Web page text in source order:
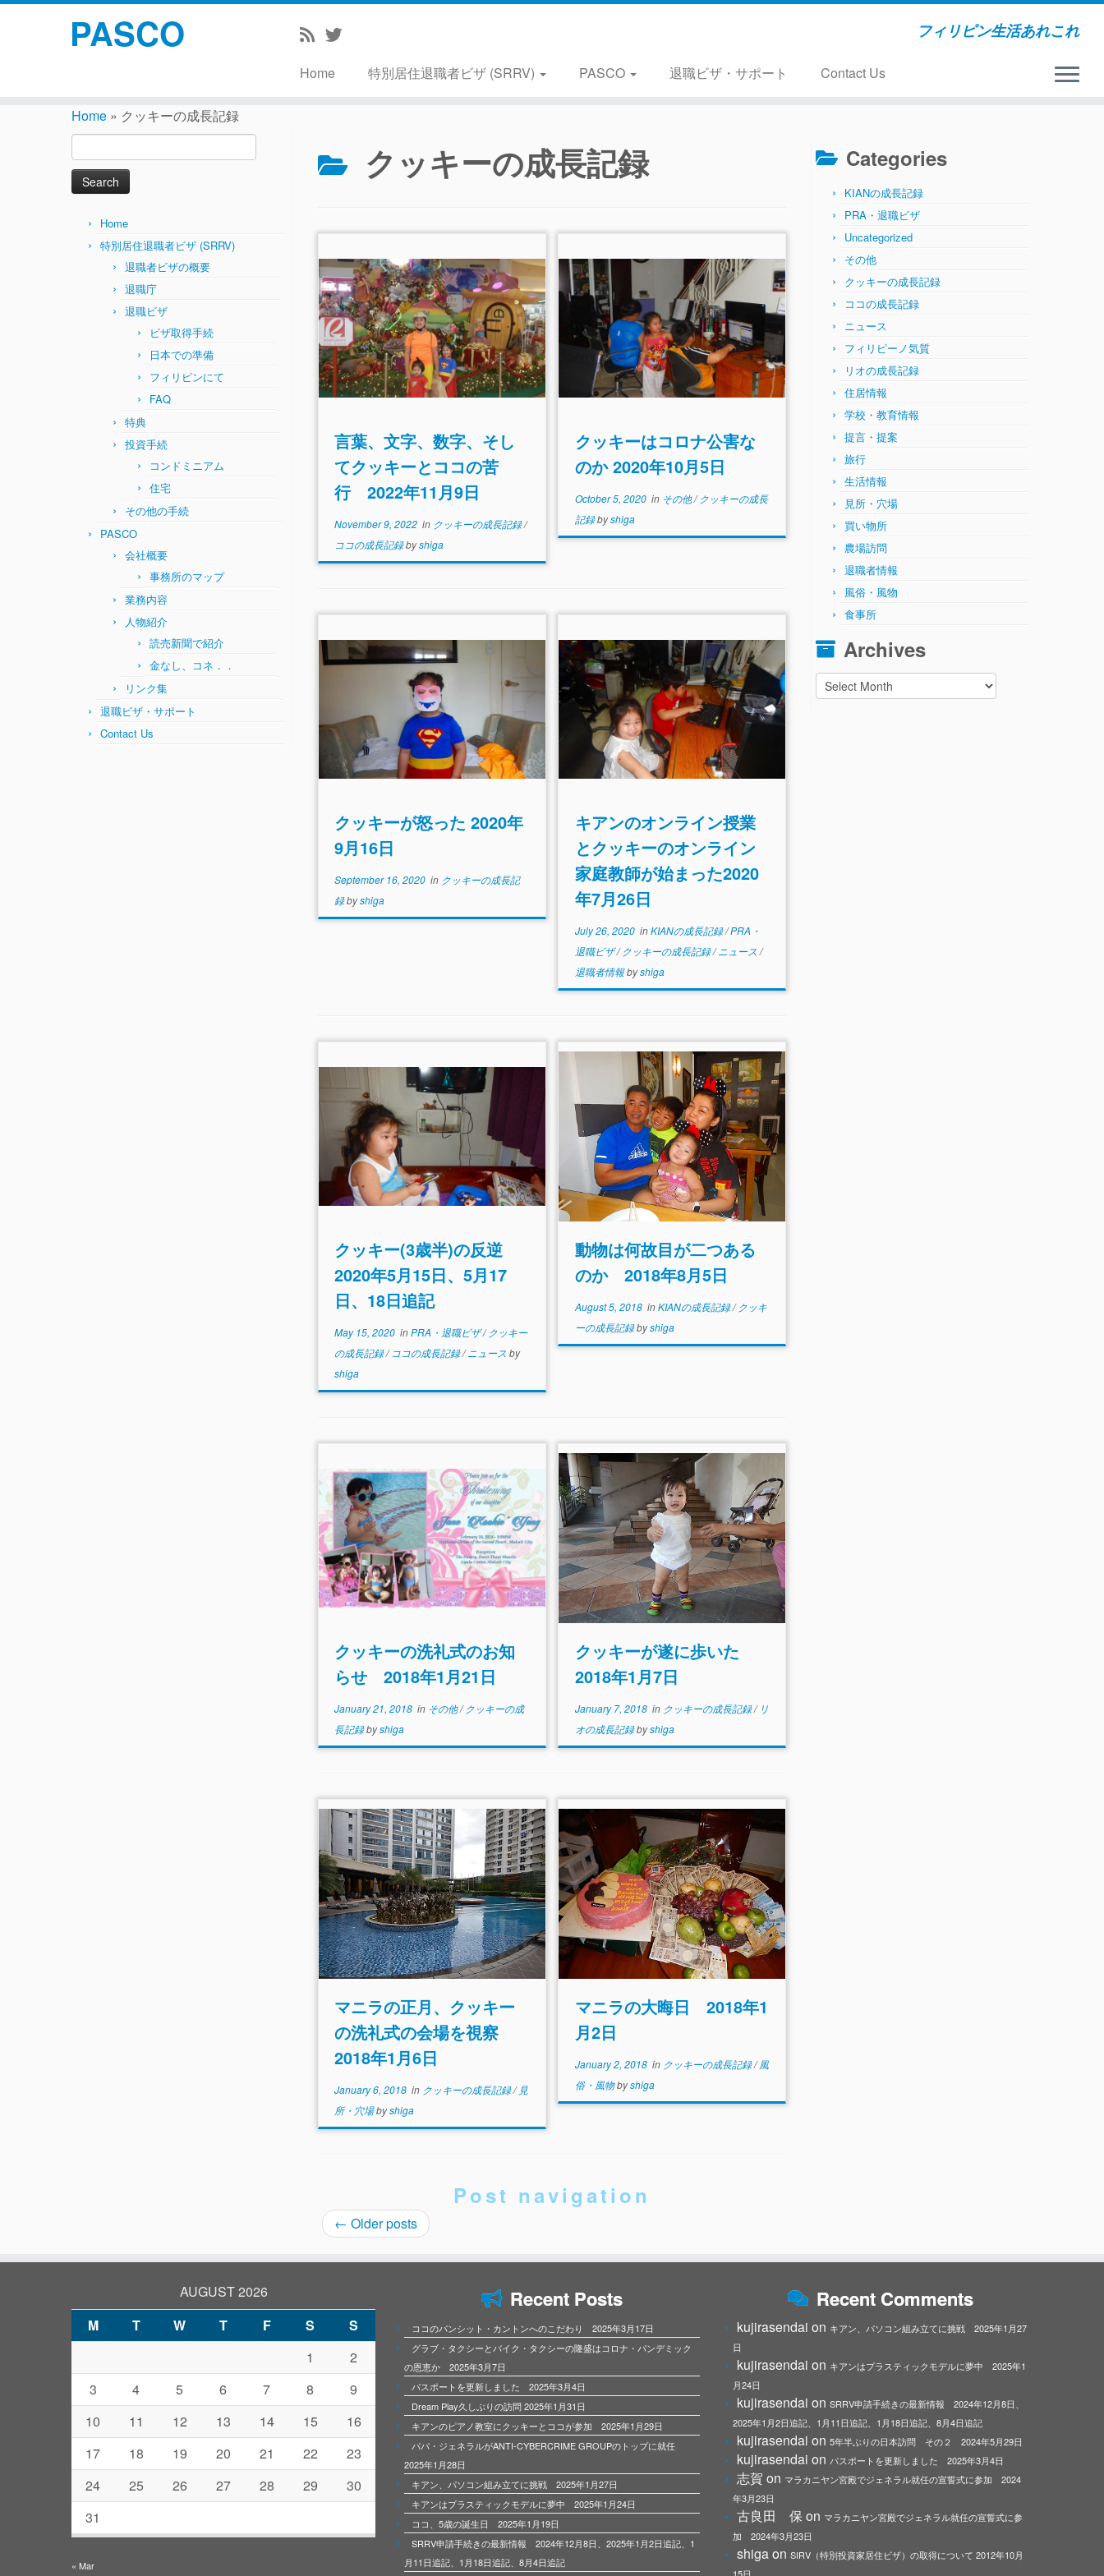
PASCO フィリピン生活あれこれ
Home 特別居住退職者ビザ (SRRV) PASCO 退職ビザ・サポート Contact Us
Home » クッキーの成長記録
for:
Home
特別居住退職者ビザ (SRRV)
退職者ビザの概要
退職庁
退職ビザ
ビザ取得手続
日本での準備
フィリピンにて
FAQ
特典
投資手続
コンドミニアム
住宅
その他の手続
PASCO
会社概要
事務所のマップ
業務内容
人物紹介
読売新聞で紹介
金なし、コネ．．
リンク集
退職ビザ・サポート
Contact Us
クッキーの成長記録
言葉、文字、数字、そし
てクッキーとココの苦
行 2022年11月9日
November 9, 2022 in クッキーの成長記録/
ココの成長記録byshiga
クッキーはコロナ公害な
のか 2020年10月5日
October 5, 2020in その他/クッキーの成長
記録byshiga
クッキーが怒った 2020年
9月16日
September 16, 2020 in クッキーの成長記
録byshiga
キアンのオンライン授業
とクッキーのオンライン
家庭教師が始まった2020
年7月26日
July 26, 2020inKIANの成長記録/PRA・
退職ビザ/クッキーの成長記録/ ニュース /
退職者情報byshiga
クッキー(3歳半)の反逆
2020年5月15日、5月17
日、18日追記
May 15, 2020 inPRA・退職ビザ/クッキー
の成長記録/ ココの成長記録/ ニュースby
shiga
動物は何故目が二つある
のか 2018年8月5日
August 5, 2018inKIANの成長記録/クッキ
ーの成長記録byshiga
クッキーの洗礼式のお知
らせ 2018年1月21日
January 21, 2018 in その他/クッキーの成
長記録byshiga
クッキーが遂に歩いた
2018年1月7日
January 7, 2018in クッキーの成長記録/ リ
オの成長記録byshiga
マニラの正月、クッキー
の洗礼式の会場を視察
2018年1月6日
January 6, 2018 in クッキーの成長記録/ 見
所・穴場byshiga
マニラの大晦日 2018年1
月2日
January 2, 2018in クッキーの成長記録/風
俗・風物byshiga
Post navigation
← Older posts
Categories
KIANの成長記録
PRA・退職ビザ
Uncategorized
その他
クッキーの成長記録
ココの成長記録
ニュース
フィリピーノ気質
リオの成長記録
住居情報
学校・教育情報
提言・提案
旅行
生活情報
見所・穴場
買い物所
農場訪問
退職者情報
風俗・風物
食事所
Archives
Archives
AUGUST 2026
M
T W T F S
S
1
2
3
4 5 6 7 8
9
10
11 12 13 14 15
16
17
18 19 20 21 22
23
24
25 26 27 28 29
30
31
« Mar
Recent Posts
ココのパンシット・カントンへのこだわり 2025年3月17日
グラブ・タクシーとバイク・タクシーの隆盛はコロナ・パンデミック
の恩恵か 2025年3月7日
パスポートを更新しました 2025年3月4日
Dream Play久しぶりの訪問 2025年1月31日
キアンのピアノ教室にクッキーとココが参加 2025年1月29日
パパ・ジェネラルがANTI-CYBERCRIME GROUPのトップに就任
2025年1月28日
キアン、パソコン組み立てに挑戦 2025年1月27日
キアンはプラスティックモデルに夢中 2025年1月24日
ココ、5歳の誕生日 2025年1月19日
SRRV申請手続きの最新情報 2024年12月8日、2025年1月2日追記、1
月11日追記、1月18日追記、8月4日追記
Recent Comments
kujirasendai on キアン、パソコン組み立てに挑戦 2025年1月27
日
kujirasendai on キアンはプラスティックモデルに夢中 2025年1
月24日
kujirasendai on SRRV申請手続きの最新情報 2024年12月8日、
2025年1月2日追記、1月11日追記、1月18日追記、8月4日追記
kujirasendai on 5年半ぶりの日本訪問 その２ 2024年5月29日
kujirasendai on パスポートを更新しました 2025年3月4日
志賀 on マラカニヤン宮殿でジェネラル就任の宣誓式に参加 2024
年3月23日
古良田 保 on マラカニヤン宮殿でジェネラル就任の宣誓式に参
加 2024年3月23日
shigaon SIRV（特別投資家居住ビザ）の取得について 2012年10月